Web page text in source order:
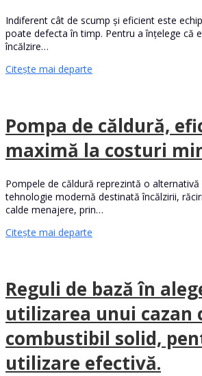
Indiferent cât de scump și eficient este
poate defecta în timp. Pentru a înțelege că
încălzire…
Citește mai departe
Pompa de căldură,
maximă la costuri
Pompele de căldură reprezintă o
tehnologie modernă destinată încălzirii,
calde menajere, prin…
Citește mai departe
Reguli de bază în
utilizarea unui cazan
combustibil solid,
utilizare efectivă.